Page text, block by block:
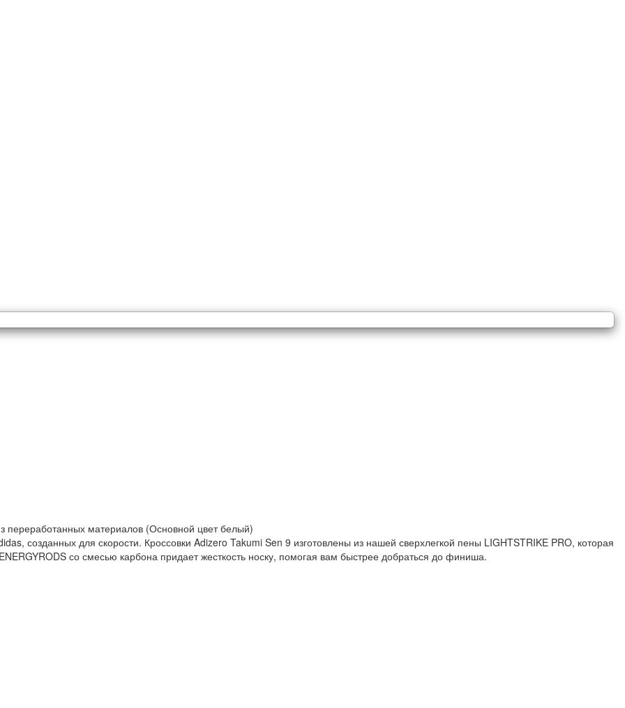
переработанных материалов (Основной цвет белый)
созданных для скорости. Кроссовки Adizero Takumi Sen 9 изготовлены из нашей сверхлегкой пены LIGHTSTRIKE PRO, которая
со смесью карбона придает жесткость носку, помогая вам быстрее добраться до финиша.